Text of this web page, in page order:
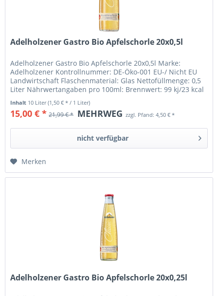
Adelholzener Gastro Bio Apfelschorle 20x0,5l
Adelholzener Gastro Bio Apfelschorle 20x0,5l Marke:
Adelholzener Kontrollnummer: DE-Öko-001 EU-/ Nicht EU
Landwirtschaft Flaschenmaterial: Glas Nettofüllmenge: 0,5
Liter Nährwertangaben pro 100ml: Brennwert: 99 kj/23 kcal
Inhalt 10 Liter(1,50 € * / 1 Liter)
15,00 € * 21,99 € * MEHRWEG zzgl. Pfand: 4,50 € *
nicht verfügbar
Merken
Adelholzener Gastro Bio Apfelschorle 20x0,25l